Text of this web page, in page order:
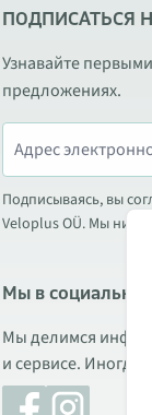
ПОДПИСАТЬСЯ
Узнавайте
предложениях.
Подписываясь, вы
Veloplus OÜ. Мы
Мы в
Мы делимся
и сервисе. Иногда